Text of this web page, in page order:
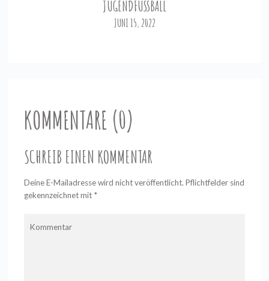
JUGENDFUSSBALL
JUNI 15, 2022
KOMMENTARE (0)
SCHREIB EINEN KOMMENTAR
Deine E-Mailadresse wird nicht veröffentlicht. Pflichtfelder sind
gekennzeichnet mit *